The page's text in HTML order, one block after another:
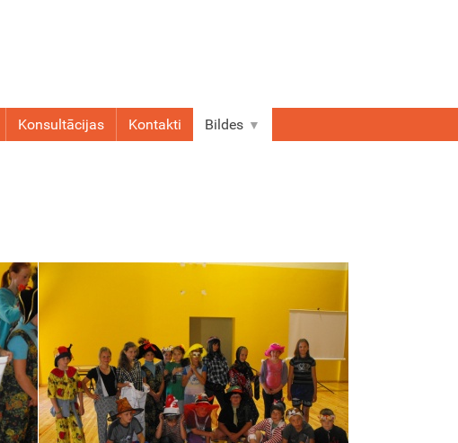
Konsultācijas Kontakti Bildes